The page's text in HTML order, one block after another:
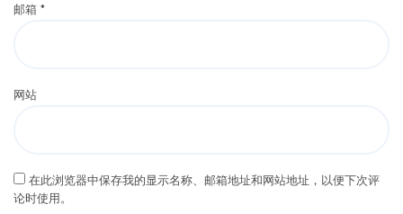
邮箱 *
网站
在此浏览器中保存我的显示名称、邮箱地址和网站地址，以便下次评
论时使用。